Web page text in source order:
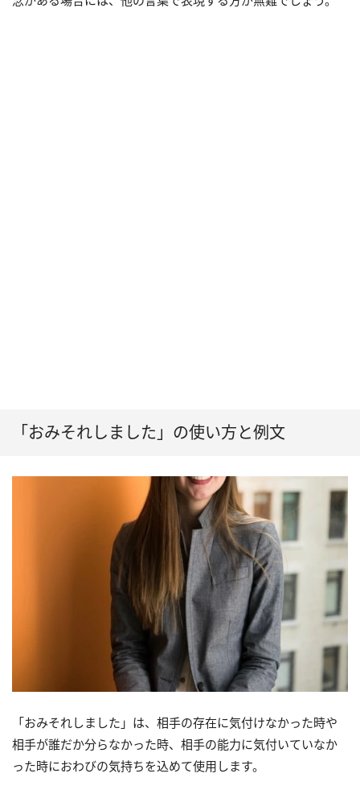
「おみそれしました」の使い方と例文
「おみそれしました」は、相手の存在に気付けなかった時や
相手が誰だか分らなかった時、相手の能力に気付いていなか
った時におわびの気持ちを込めて使用します。